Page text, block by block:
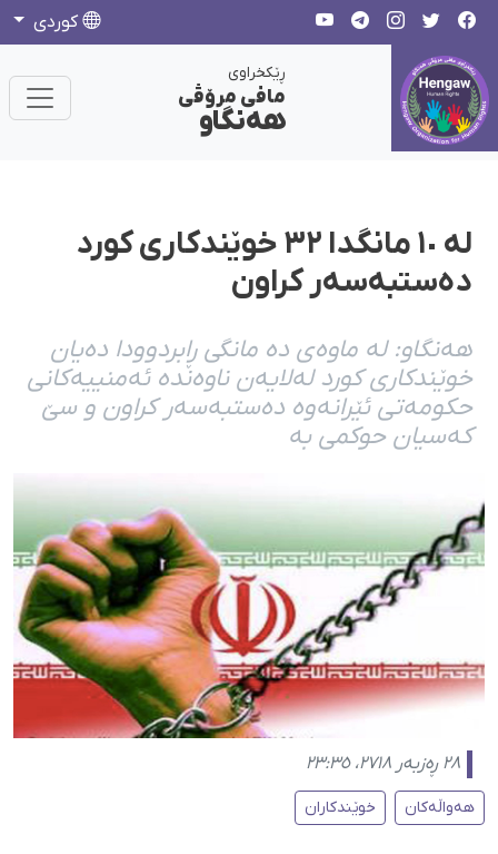
كوردی
ڕێکخراوی
مافی مرۆڤی
هەنگاو
لە ١٠ مانگدا ٣٢ خوێندکاری کورد
دەستبەسەر کراون
هەنگاو: لە ماوەی دە مانگی ڕابردوودا دەیان
خوێندکاری کورد لەلایەن ناوەندە ئەمنییەکانی
حکومەتی ئێرانەوە دەستبەسەر کراون و سێ
کەسیان حوکمی بە
٢٨ ڕەزبەر ٢٧١٨، ٢٣:٣٥
هەواڵەکان خوێندکاران